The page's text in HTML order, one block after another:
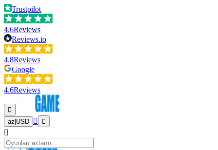
Trustpilot
4.6Reviews
Reviews.io
4.8Reviews
Google
4.6Reviews
az USD